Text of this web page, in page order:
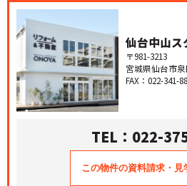
仙台中山ス
〒981-3213
宮城県仙台市
FAX：022-341-
TEL：022-